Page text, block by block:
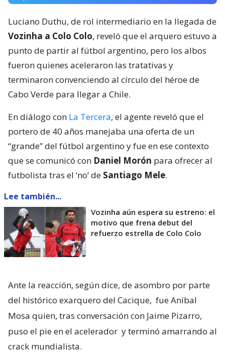
Luciano Duthu, de rol intermediario en la llegada de
Vozinha a Colo Colo, reveló que el arquero estuvo a
punto de partir al fútbol argentino, pero los albos
fueron quienes aceleraron las tratativas y
terminaron convenciendo al círculo del héroe de
Cabo Verde para llegar a Chile.
En diálogo con La Tercera, el agente reveló que el
portero de 40 años manejaba una oferta de un
“grande” del fútbol argentino y fue en ese contexto
que se comunicó con Daniel Morón para ofrecer al
futbolista tras el ‘no’ de Santiago Mele.
Lee también...
Vozinha aún espera su estreno: el
motivo que frena debut del
refuerzo estrella de Colo Colo
Ante la reacción, según dice, de asombro por parte
del histórico exarquero del Cacique, fue Aníbal
Mosa quien, tras conversación con Jaime Pizarro,
puso el pie en el acelerador y terminó amarrando al
crack mundialista.